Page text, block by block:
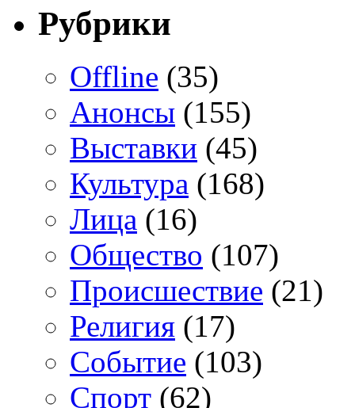
Рубрики
Offline (35)
Анонсы (155)
Выставки (45)
Культура (168)
Лица (16)
Общество (107)
Происшествие (21)
Религия (17)
Событие (103)
Спорт (62)